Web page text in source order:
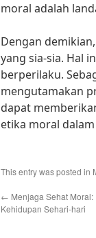
moral adalah
Dengan
yang sia-sia. Hal
berperilaku.
mengutamakan
dapat
etika moral
This entry was posted in
← Menjaga Sehat
Kehidupan Sehari-hari